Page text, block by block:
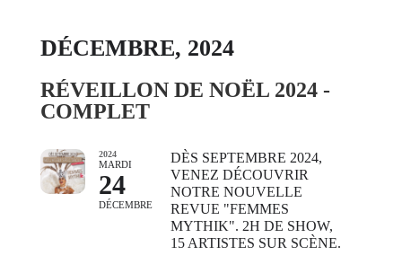
DÉCEMBRE, 2024
RÉVEILLON DE NOËL 2024 -
COMPLET
2024
MARDI
24
DÉCEMBRE
DÈS SEPTEMBRE 2024,
VENEZ DÉCOUVRIR
NOTRE NOUVELLE
REVUE "FEMMES
MYTHIK". 2H DE SHOW,
15 ARTISTES SUR SCÈNE.